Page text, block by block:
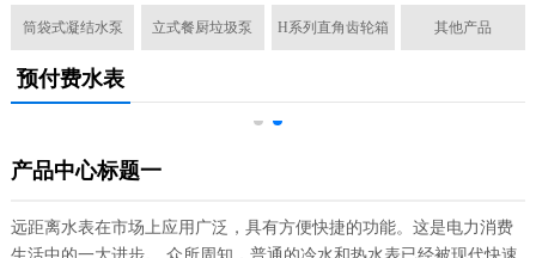
筒袋式凝结水泵 立式餐厨垃圾泵 H系列直角齿轮箱 其他产品
预付费水表
产品中心标题一
远距离水表在市场上应用广泛，具有方便快捷的功能。这是电力消费